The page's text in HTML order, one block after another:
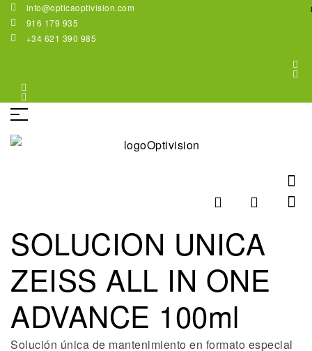
info@opticaoptivision.com
916 179 935
+34 621 390 985
SOLUCION UNICA
ZEISS ALL IN ONE
ADVANCE 100ml
Solución única de mantenimiento en formato especial